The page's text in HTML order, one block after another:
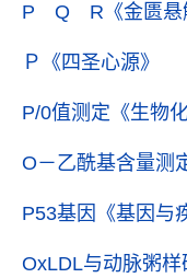
P Q R 《金匮悬
Ｐ 《四圣心源》
P/0值测定 《生物
O－乙酰基含量测
P53基因 《基因与
OxLDL与动脉粥样